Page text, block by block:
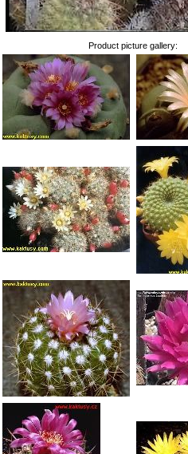
Product picture gallery: